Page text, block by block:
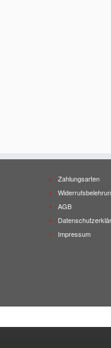
Zahlungsarten
AGB
Impressum